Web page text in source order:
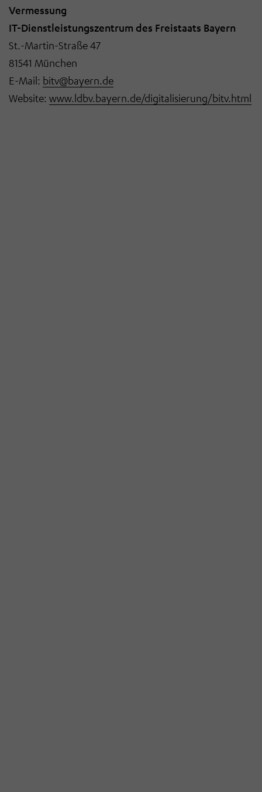
Vermessung
IT-Dienstleistungszentrum des Freistaats Bayern
St.-Martin-Straße 47
81541 München
E-Mail: bitv@bayern.de
Website: www.ldbv.bayern.de/digitalisierung/bitv.html